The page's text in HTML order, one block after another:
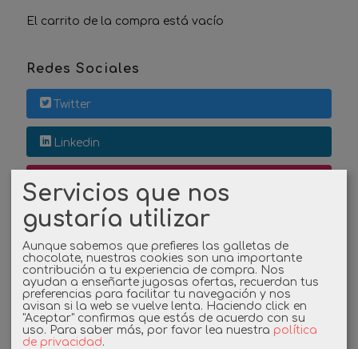
El carrito de la compra está vacío
Redes Sociales
Twitter
Linkedin
Instagram
Facebook
Cupones
DESCUENTO BIENVENIDA
Servicios que nos
gustaría utilizar
Aunque sabemos que prefieres las galletas de
chocolate, nuestras cookies son una importante
contribución a tu experiencia de compra. Nos
ayudan a enseñarte jugosas ofertas, recuerdan tus
preferencias para facilitar tu navegación y nos
avisan si la web se vuelve lenta. Haciendo click en
"Aceptar" confirmas que estás de acuerdo con su
uso. Para saber más, por favor lea nuestra política
de privacidad.